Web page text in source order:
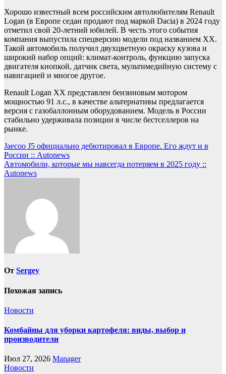
Хорошо известный всем российским автолюбителям Renault
Logan (в Европе седан продают под маркой Dacia) в 2024 году
отметил свой 20-летний юбилей. В честь этого события
компания выпустила спецверсию модели под названием XX.
Такой автомобиль получил двухцветную окраску кузова и
широкий набор опций: климат-контроль, функцию запуска
двигателя кнопкой, датчик света, мультимедийную систему с
навигацией и многое другое.
Renault Logan XX представлен бензиновым мотором
мощностью 91 л.с., в качестве альтернативы предлагается
версия с газобаллонным оборудованием. Модель в России
стабильно удерживала позиции в числе бестселлеров на
рынке.
Навигация
по
записям
Jaecoo J5 официально дебютировал в Европе. Его ждут и в
России :: Autonews
Автомобили, которые мы навсегда потеряем в 2025 году ::
Autonews
От Sergey
Похожая запись
Новости
Комбайны для уборки картофеля: виды, выбор и
производители
Июл 27, 2026 Manager
Новости